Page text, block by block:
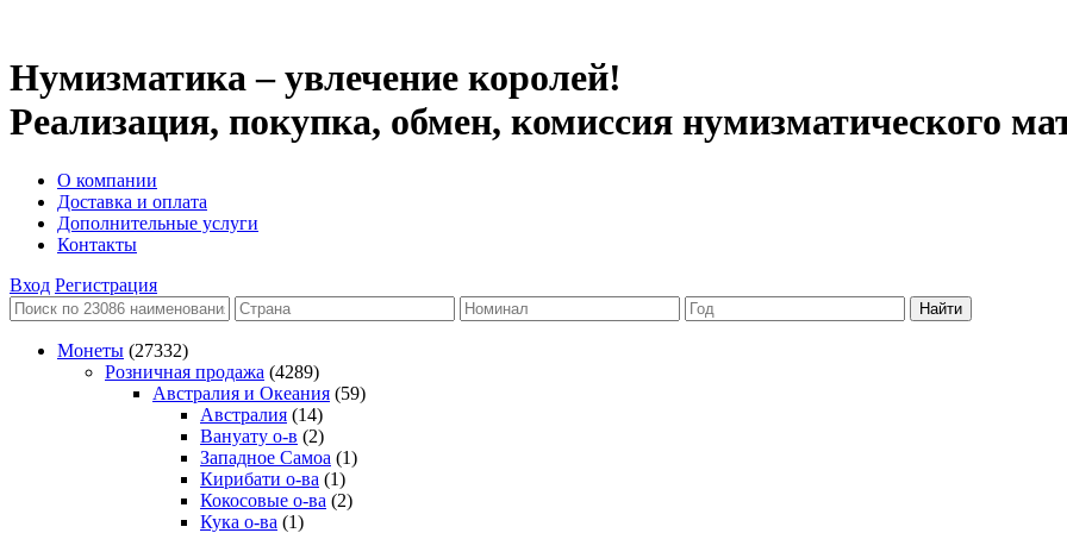
Нумизматика – увлечение королей!
Реализация, покупка, обмен, комиссия нумизматического
О компании
Доставка и оплата
Дополнительные услуги
Контакты
Вход Регистрация
Монеты (27332)
Розничная продажа (4289)
Австралия и Океания (59)
Австралия (14)
Вануату о-в (2)
Западное Самоа (1)
Кирибати о-ва (1)
Кокосовые о-ва (2)
Кука о-ва (1)